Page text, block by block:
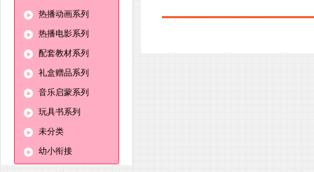
热播动画系列
热播电影系列
配套教材系列
礼盒赠品系列
音乐启蒙系列
玩具书系列
未分类
幼小衔接